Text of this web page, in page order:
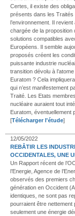
Certes, il existe des
présents dans les
l’environnement. Il
chargée de la proposition
solutions compatibles
Européens. Il semble
proposés créent les
puissante industrie
transition dévolu à
Euratom ? Cela
qui n’est manifestement
Traité. Les Etats
nucléaire auraient tout
Euratom, éventuellement
[Télécharger l'étude]
12/05/2022
REBÂTIR LES
OCCIDENTALES, UNE
Un Rapport récent de
l’Energie, Agence de
observés des premiers
génération en Occident
identiques, ne sont pas
pourraient être nettement
seulement une énergie